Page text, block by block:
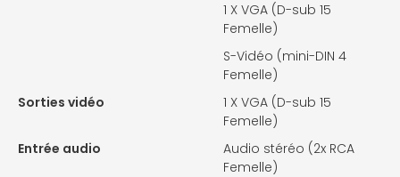
1 X VGA (D-sub 15
Femelle)
S-Vidéo (mini-DIN 4
Femelle)
Sorties vidéo
1 X VGA (D-sub 15
Femelle)
Entrée audio
Audio stéréo (2x RCA
Femelle)